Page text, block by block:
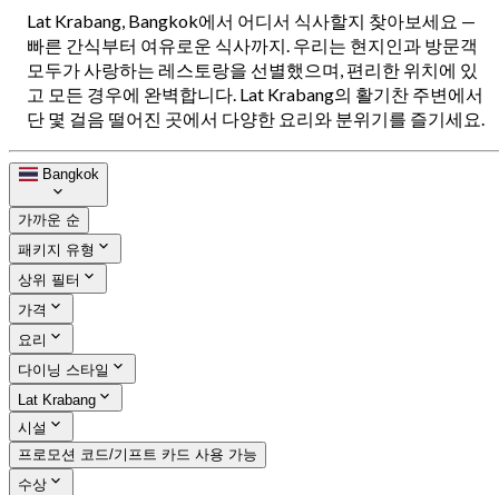
Lat Krabang, Bangkok에서 어디서 식사할지 찾아보세요 —
빠른 간식부터 여유로운 식사까지. 우리는 현지인과 방문객
모두가 사랑하는 레스토랑을 선별했으며, 편리한 위치에 있
고 모든 경우에 완벽합니다. Lat Krabang의 활기찬 주변에서
단 몇 걸음 떨어진 곳에서 다양한 요리와 분위기를 즐기세요.
Bangkok
가까운 순
패키지 유형
상위 필터
가격
요리
다이닝 스타일
Lat Krabang
시설
프로모션 코드/기프트 카드 사용 가능
수상